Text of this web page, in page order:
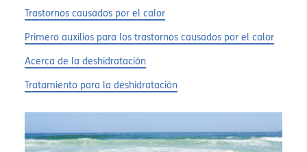
Trastornos causados por el calor
Primero auxilios para los trastornos causados por el calor
Acerca de la deshidratación
Tratamiento para la deshidratación